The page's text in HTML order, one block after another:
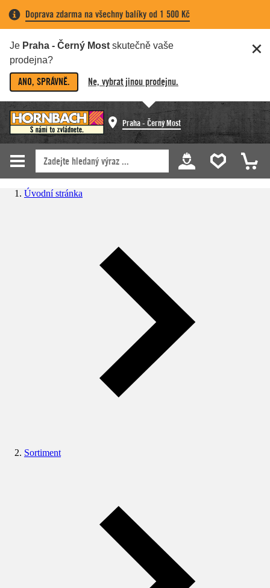
Doprava zdarma na všechny balíky od 1 500 Kč
Je Praha - Černý Most skutečně vaše
prodejna?
ANO, SPRÁVNĚ. Ne, vybrat jinou prodejnu.
Praha - Černý Most
Úvodní stránka
Sortiment